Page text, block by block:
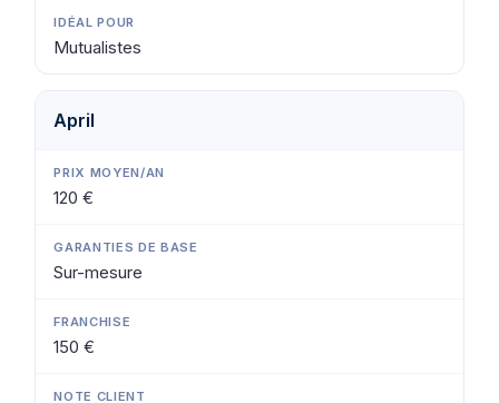
Mutualistes
April
120 €
Sur-mesure
150 €